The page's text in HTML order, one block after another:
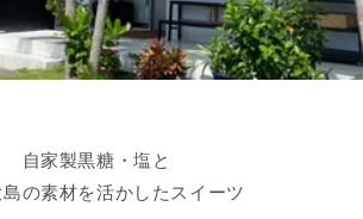
自家製黒糖・塩と
の素材を活かしたスイーツ